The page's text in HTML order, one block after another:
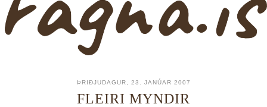
ÞRIÐJUDAGUR, 23. JANÚAR 2007
FLEIRI MYNDIR